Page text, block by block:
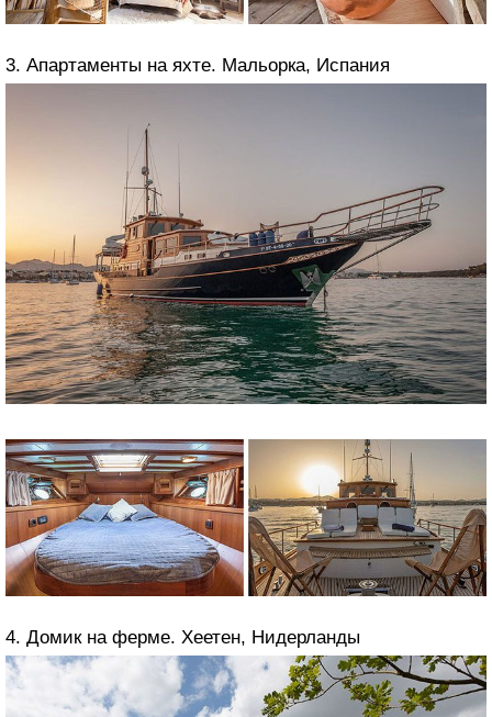
3. Апартаменты на яхте. Мальорка, Испания
4. Домик на ферме. Хеетен, Нидерланды